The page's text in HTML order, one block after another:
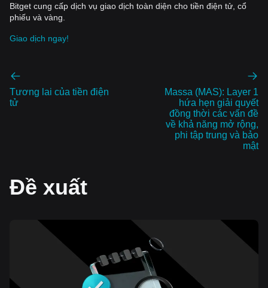
Bitget cung cấp dịch vụ giao dịch toàn diện cho tiền điện tử, cổ
phiếu và vàng.
Giao dịch ngay!
Tương lai của tiền điện
tử
Massa (MAS): Layer 1
hứa hẹn giải quyết
đồng thời các vấn đề
về khả năng mở rộng,
phi tập trung và bảo
mật
Đề xuất